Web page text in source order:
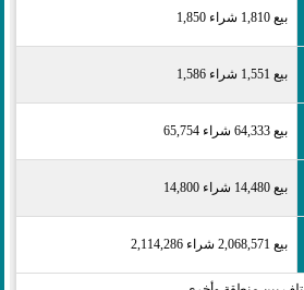
بيع 1,810 شراء 1,850
بيع 1,551 شراء 1,586
بيع 64,333 شراء 65,754
بيع 14,480 شراء 14,800
بيع 2,068,571 شراء 2,114,286